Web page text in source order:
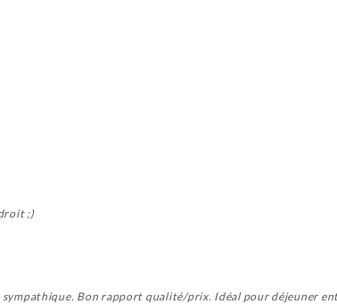
;)
Bon rapport qualité/prix. Idéal pour déjeuner